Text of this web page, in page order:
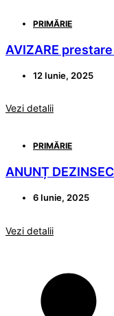
PRIMĂRIE
AVIZARE
12 Iunie, 2025
Vezi detalii
PRIMĂRIE
ANUNȚ
6 Iunie, 2025
Vezi detalii